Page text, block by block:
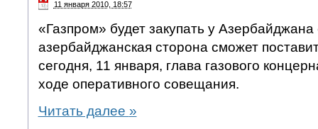
11 января 2010, 18:57
«Газпром» будет закупать у Азербайджана
азербайджанская сторона сможет
сегодня, 11 января, глава газового
ходе оперативного совещания.
Читать далее »